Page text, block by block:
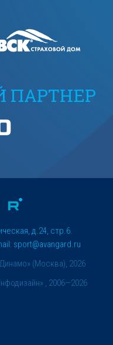
ПАРТНЕР
(Москва), 2026
д.24, стр.6.
sport@avangard.ru
, 2006—2026